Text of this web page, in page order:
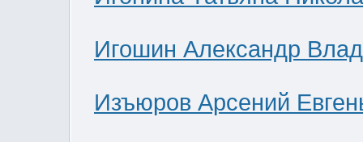
Игошин Александр
Изъюров Арсений